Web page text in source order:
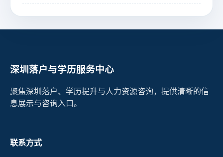
深圳落户与学历服务中心
聚焦深圳落户、学历提升与人力资源咨询，提供清晰的信
息展示与咨询入口。
联系方式